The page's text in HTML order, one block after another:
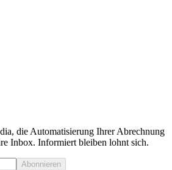
die Automatisierung Ihrer Abrechnung
Inbox. Informiert bleiben lohnt sich.
Abonnieren